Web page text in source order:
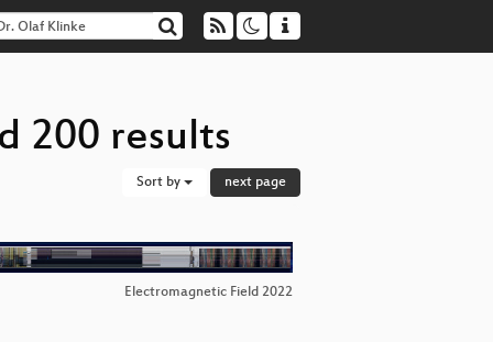
200 results
Sort by next page
Electromagnetic Field 2022